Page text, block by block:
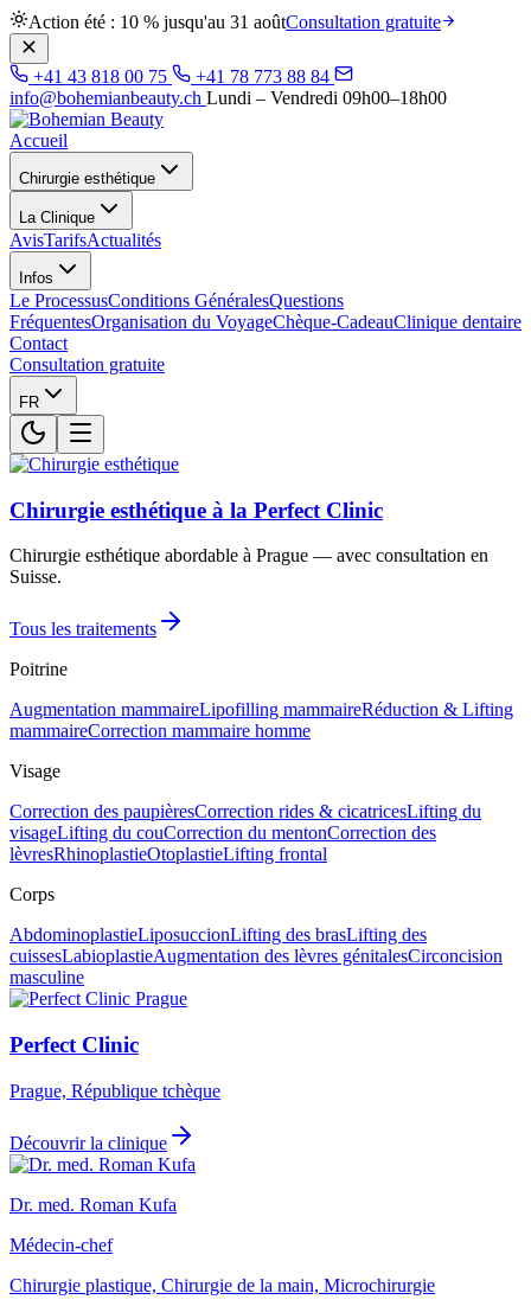
Action été : 10 % jusqu'au 31 aoûtConsultation gratuite
+41 43 818 00 75
+41 78 773 88 84
info@bohemianbeauty.ch Lundi – Vendredi 09h00–18h00
Accueil
Chirurgie esthétique
La Clinique
AvisTarifsActualités
Infos
Le ProcessusConditions GénéralesQuestions
FréquentesOrganisation du VoyageChèque-CadeauClinique dentaire
Contact
Consultation gratuite
FR
Chirurgie esthétique à la Perfect Clinic
Chirurgie esthétique abordable à Prague — avec consultation en
Suisse.
Tous les traitements
Poitrine
Augmentation mammaireLipofilling mammaireRéduction & Lifting
mammaireCorrection mammaire homme
Visage
Correction des paupièresCorrection rides & cicatricesLifting du
visageLifting du couCorrection du mentonCorrection des
lèvresRhinoplastieOtoplastieLifting frontal
Corps
AbdominoplastieLiposuccionLifting des brasLifting des
cuissesLabioplastieAugmentation des lèvres génitalesCirconcision
masculine
Perfect Clinic
Prague, République tchèque
Découvrir la clinique
Dr. med. Roman Kufa
Médecin-chef
Chirurgie plastique, Chirurgie de la main, Microchirurgie